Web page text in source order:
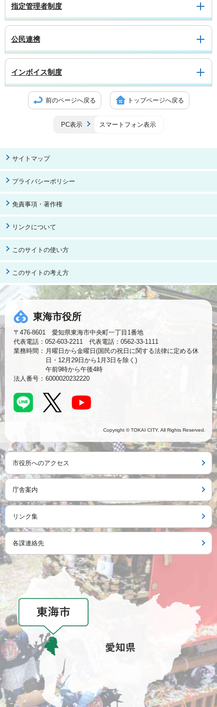
指定管理者制度
公民連携
インボイス制度
前のページへ戻る トップページへ戻る
PC表示 スマートフォン表示
サイトマップ
プライバシーポリシー
免責事項・著作権
リンクについて
このサイトの使い方
このサイトの考え方
東海市役所
〒476-8601 愛知県東海市中央町一丁目1番地
代表電話：052-603-2211 代表電話：0562-33-1111
業務時間： 月曜日から金曜日(国民の祝日に関する法律に定める休
日・12月29日から1月3日を除く)
午前9時から午後4時
法人番号： 6000020232220
Copyright © TOKAI CITY. All Rights Reserved.
市役所へのアクセス
庁舎案内
リンク集
各課連絡先